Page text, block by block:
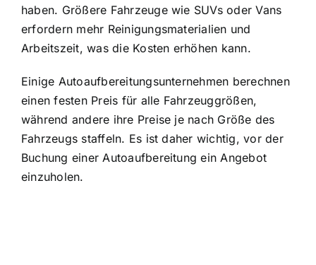
haben. Größere Fahrzeuge wie SUVs oder Vans
erfordern mehr Reinigungsmaterialien und
Arbeitszeit, was die Kosten erhöhen kann.
Einige Autoaufbereitungsunternehmen berechnen
einen festen Preis für alle Fahrzeuggrößen,
während andere ihre Preise je nach Größe des
Fahrzeugs staffeln. Es ist daher wichtig, vor der
Buchung einer Autoaufbereitung ein Angebot
einzuholen.